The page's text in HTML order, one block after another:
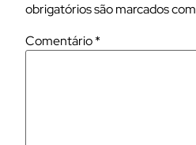
obrigatórios são marcados com
Comentário*